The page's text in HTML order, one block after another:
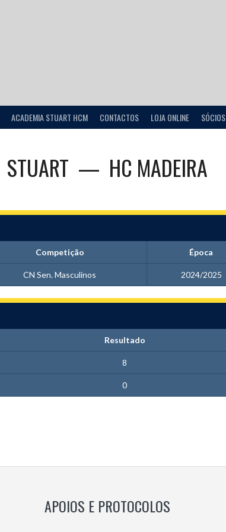
ACADEMIA STUART HCM CONTACTOS LOJA ONLINE SÓCIOS
STUART — HC MADEIRA
Competição Época
CN Sen. Masculinos 2024/2025
Resultado
8
0
APOIOS E PROTOCOLOS